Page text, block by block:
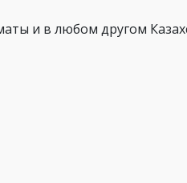
и в любом другом